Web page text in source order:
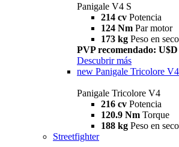
Panigale V4 S
214 cv Potencia
124 Nm Par motor
173 kg Peso en seco
PVP recomendado: U$D
Descubrir más
new Panigale Tricolore V4
Panigale Tricolore V4
216 cv Potencia
120.9 Nm Torque
188 kg Peso en seco
Streetfighter